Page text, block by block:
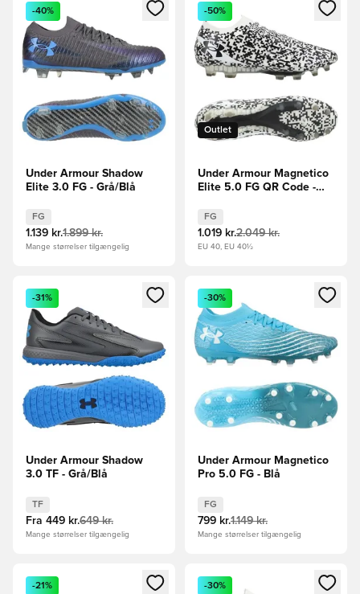
Åbner en Modal til at logge ind eller tilmelde dig som
-40%
Under Armour Shadow
Elite 3.0 FG - Grå/Blå
FG
1.139 kr.1.899 kr.
Mange størrelser tilgængelig
Åbner en Modal til at logge
Outlet
-50%
Under Armour Magnetico
Elite 5.0 FG QR Code -
FG
1.019 kr.2.049 kr.
EU 40, EU 40½
Åbner en Modal til at logge ind eller tilmelde dig som
-31%
Under Armour Shadow
3.0 TF - Grå/Blå
TF
Fra 449 kr.649 kr.
Mange størrelser tilgængelig
Åbner en Modal til at logge
-30%
Under Armour Magnetico
Pro 5.0 FG - Blå
FG
799 kr.1.149 kr.
Mange størrelser tilgængelig
Åbner en Modal til at logge ind eller tilmelde dig som
-21%
Åbner en Modal til at logge
-30%